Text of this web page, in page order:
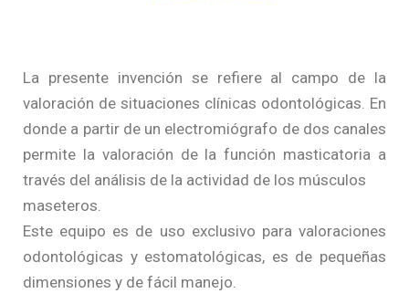
La presente invención se refiere al campo de la
valoración de situaciones clínicas odontológicas. En
donde a partir de un electromiógrafo de dos canales
permite la valoración de la función masticatoria a
través del análisis de la actividad de los músculos
maseteros.
Este equipo es de uso exclusivo para valoraciones
odontológicas y estomatológicas, es de pequeñas
dimensiones y de fácil manejo.